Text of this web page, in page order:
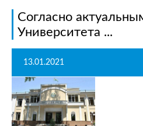
Согласно
Университета ...
13.01.2021